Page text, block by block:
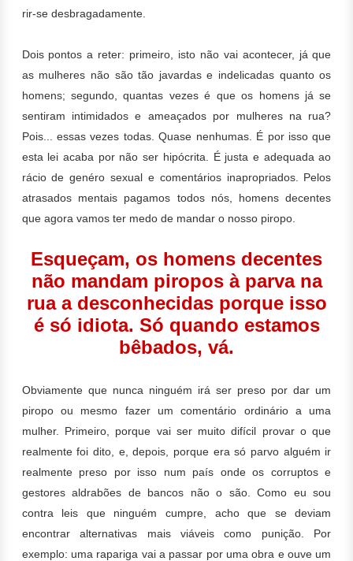
rir-se desbragadamente.
Dois pontos a reter: primeiro, isto não vai acontecer, já que
as mulheres não são tão javardas e indelicadas quanto os
homens; segundo, quantas vezes é que os homens já se
sentiram intimidados e ameaçados por mulheres na rua?
Pois... essas vezes todas. Quase nenhumas. É por isso que
esta lei acaba por não ser hipócrita. É justa e adequada ao
rácio de genéro sexual e comentários inapropriados. Pelos
atrasados mentais pagamos todos nós, homens decentes
que agora vamos ter medo de mandar o nosso piropo.
Esqueçam, os homens decentes
não mandam piropos à parva na
rua a desconhecidas porque isso
é só idiota. Só quando estamos
bêbados, vá.
Obviamente que nunca ninguém irá ser preso por dar um
piropo ou mesmo fazer um comentário ordinário a uma
mulher. Primeiro, porque vai ser muito difícil provar o que
realmente foi dito, e, depois, porque era só parvo alguém ir
realmente preso por isso num país onde os corruptos e
gestores aldrabões de bancos não o são. Como eu sou
contra leis que ninguém cumpre, acho que se deviam
encontrar alternativas mais viáveis como punição. Por
exemplo: uma rapariga vai a passar por uma obra e ouve um